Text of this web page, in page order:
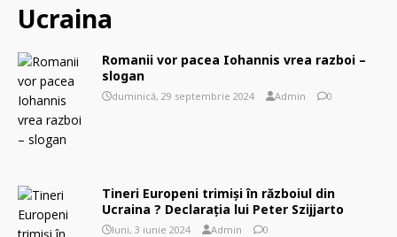
Ucraina
Romanii vor pacea Iohannis vrea razboi –
slogan
duminică, 29 septembrie 2024 Admin 0
Tineri Europeni trimiși în războiul din
Ucraina ? Declarația lui Peter Szijjarto
luni, 3 iunie 2024 Admin 0